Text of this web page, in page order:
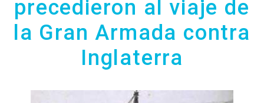
VIDEOS
CONTACTO
precedieron al viaje de
la Gran Armada contra
Inglaterra